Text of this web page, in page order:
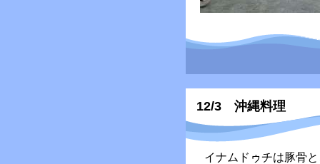
12/3 沖縄料理
イナムドゥチは豚骨と